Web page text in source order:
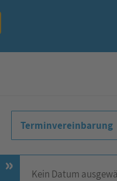
Terminvereinbarung
» Kein Datum